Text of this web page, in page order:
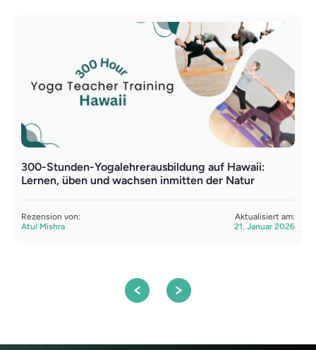
300-Stunden-Yogalehrerausbildung auf Hawaii:
Lernen, üben und wachsen inmitten der Natur
Rezension von:
Atul Mishra
Aktualisiert am:
21. Januar 2026